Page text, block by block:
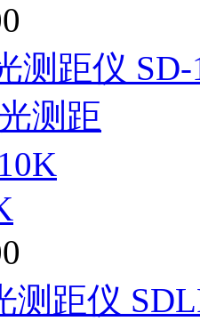
测距仪 SD-
测距仪